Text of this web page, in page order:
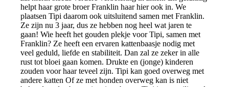
helpt haar grote broer Franklin haar hier ook in. We
plaatsen Tipi daarom ook uitsluitend samen met Franklin.
Ze zijn nu 3 jaar, dus ze hebben nog heel wat jaren te
gaan! Wie heeft het gouden plekje voor Tipi, samen met
Franklin? Ze heeft een ervaren kattenbaasje nodig met
veel geduld, liefde en stabiliteit. Dan zal ze zeker in alle
rust tot bloei gaan komen. Drukte en (jonge) kinderen
zouden voor haar teveel zijn. Tipi kan goed overweg met
andere katten Of ze met honden overweg kan is niet